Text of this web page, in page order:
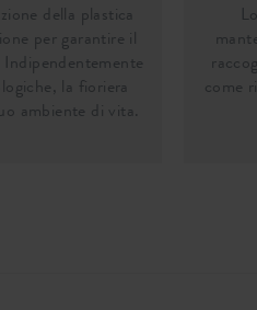
della plastica
per garantire il
la fioriera
ambiente di vita.
come